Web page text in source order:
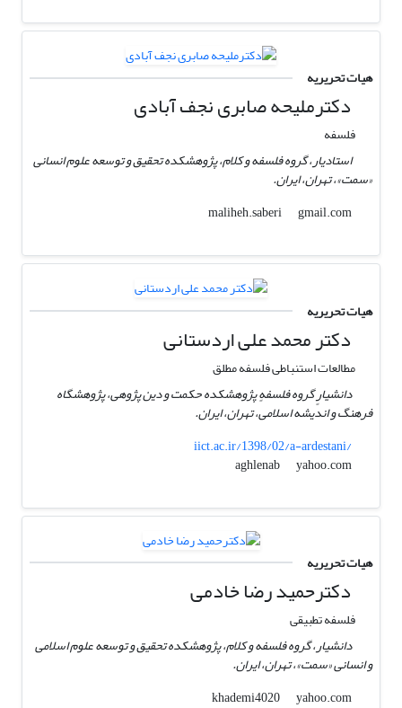
هیات تحریریه
دکترملیحه صابری نجف آبادی
فلسفه
استادیار، گروه فلسفه و کلام، پژوهشکده تحقیق و توسعه علوم انسانی
«سمت»، تهران، ایران.
maliheh.saberi
gmail.com
هیات تحریریه
دکتر محمد علی اردستانی
مطالعات استنباطی فلسفه مطلق
دانشیارٍ گروه فلسفهٍ پژوهشکده حکمت و دین پژوهی، پژوهشگاه
فرهنگ و اندیشه اسلامی، تهران، ایران.
iict.ac.ir/1398/02/a-ardestani/
aghlenab
yahoo.com
هیات تحریریه
دکترحمید رضا خادمی
فلسفه تطبیقی
دانشیار، گروه فلسفه و کلام، پژوهشکده تحقیق و توسعه علوم اسلامی
و انسانی «سمت»، تهران، ایران.
khademi4020
yahoo.com